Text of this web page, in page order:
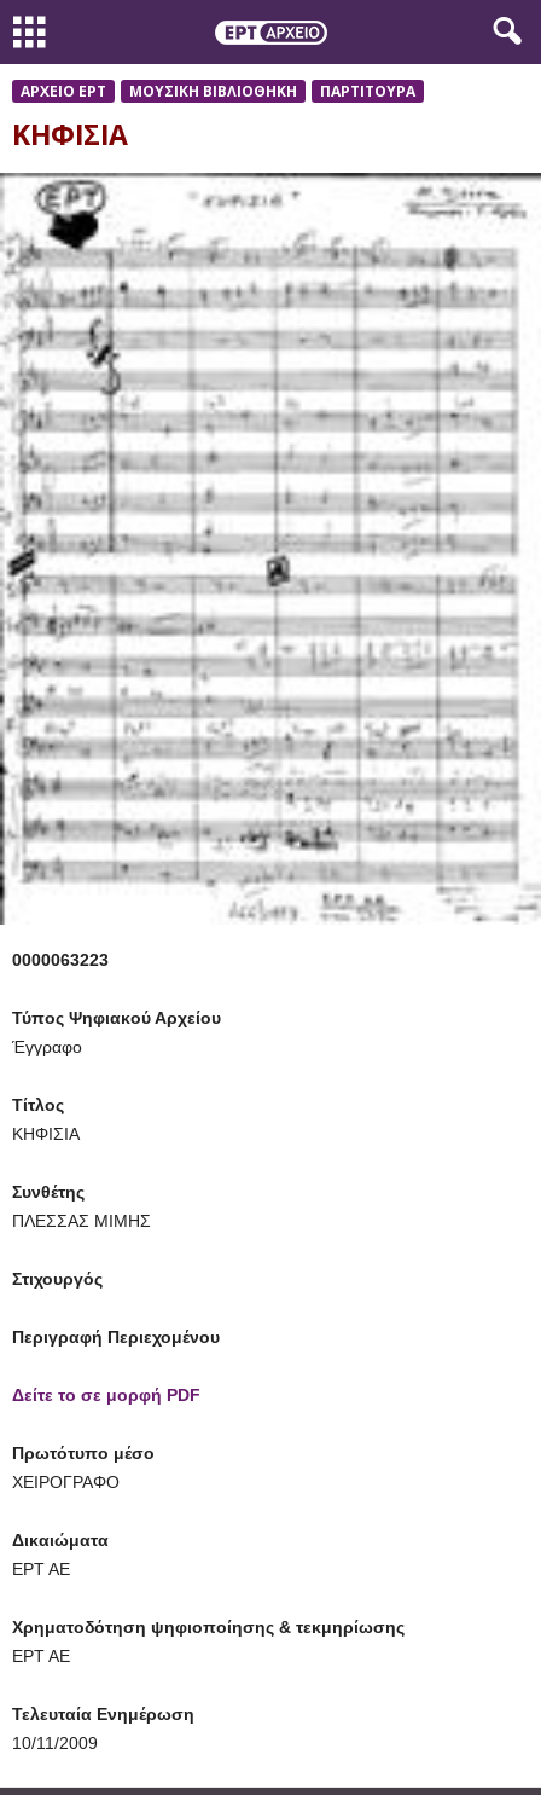
ΑΡΧΕΙΟ ΕΡΤ ΜΟΥΣΙΚΗ ΒΙΒΛΙΟΘΗΚΗ ΠΑΡΤΙΤΟΥΡΑ
ΚΗΦΙΣΙΑ
0000063223
Τύπος Ψηφιακού Αρχείου
Έγγραφο
Τίτλος
ΚΗΦΙΣΙΑ
Συνθέτης
ΠΛΕΣΣΑΣ ΜΙΜΗΣ
Στιχουργός
Περιγραφή Περιεχομένου
Δείτε το σε μορφή PDF
Πρωτότυπο μέσο
ΧΕΙΡΟΓΡΑΦΟ
Δικαιώματα
ΕΡΤ ΑΕ
Χρηματοδότηση ψηφιοποίησης & τεκμηρίωσης
ΕΡΤ ΑΕ
Τελευταία Ενημέρωση
10/11/2009